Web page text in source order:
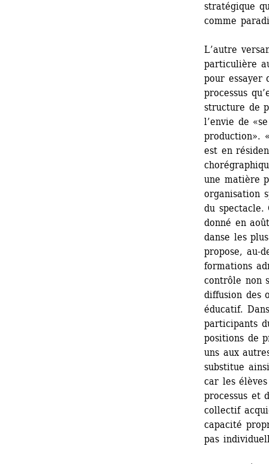
stratégique
comme
L’autre
particulière
pour essayer
processus
structure de
l’envie de
production».
est en
une matière
organisation
du spectacle.
donné en
danse les
propose, au-
formations
contrôle non
diffusion des
éducatif.
participants
positions de
uns aux
substitue
car les
processus et
collectif
capacité
pas